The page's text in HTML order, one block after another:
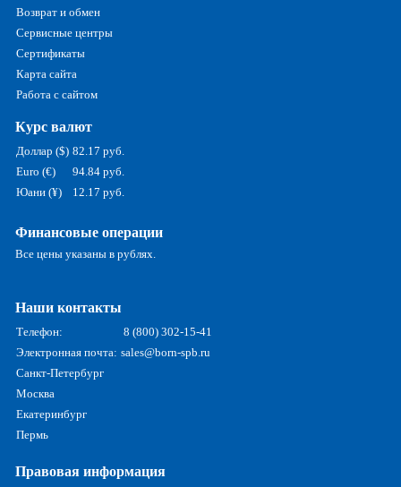
Возврат и обмен
Сервисные центры
Сертификаты
Карта сайта
Работа с сайтом
Курс валют
Доллар ($) 82.17 руб.
Euro (€)
94.84 руб.
Юани (¥)
12.17 руб.
Финансовые операции
Все цены указаны в рублях.
Наши контакты
Телефон:
8 (800) 302-15-41
Электронная почта: sales@born-spb.ru
Санкт-Петербург
Москва
Екатеринбург
Пермь
Правовая информация